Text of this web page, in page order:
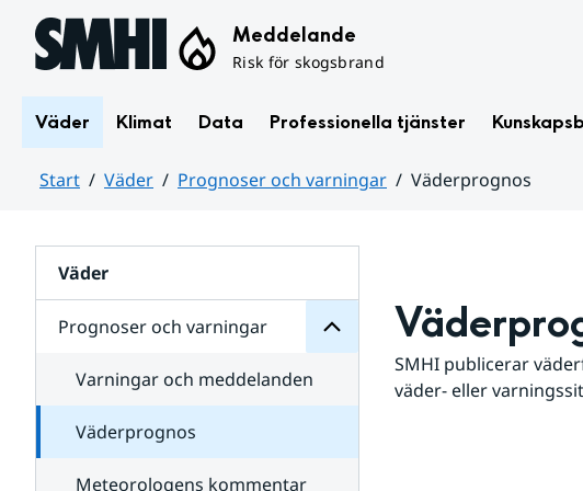
Hoppa till sidans innehåll Meddelande
Risk för skogsbrand
Väder Klimat Data Professionella tjänster
Start Väder Prognoser och varningar
Väderprognos
Väder
Prognoser och varningar
för
varningar
Varningar och meddelanden
Väderprognos
Meteorologens kommentar
SMHI publicerar
väder- eller